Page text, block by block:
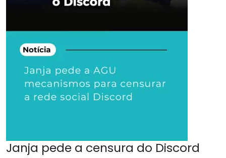
Janja pede a censura do Discord